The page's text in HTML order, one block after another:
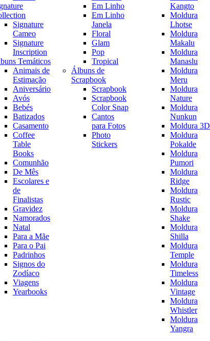
Signature
Cameo
Signature
Inscription
Temáticos
Animais de
Estimação
Aniversário
Avós
Bebés
Batizados
Casamento
Coffee
Table
Books
Comunhão
De Mês
Escolares e
de
Finalistas
Gravidez
Namorados
Natal
Para a Mãe
Para o Pai
Padrinhos
Signos do
Zodíaco
Viagens
Yearbooks
Em Linho
Em Linho
Janela
Floral
Glam
Pop
Tropical
Álbuns de
Scrapbook
Scrapbook
Scrapbook
Color Snap
Cantos
para Fotos
Photo
Stickers
Kangto
Moldura
Lhotse
Moldura
Makalu
Moldura
Manaslu
Moldura
Meru
Moldura
Nature
Moldura
Nunkun
Moldura 3D
Moldura
Pokalde
Moldura
Pumori
Moldura
Ridge
Moldura
Rustic
Moldura
Shake
Moldura
Shilla
Moldura
Temple
Moldura
Timeless
Moldura
Vintage
Moldura
Whistler
Moldura
Yangra